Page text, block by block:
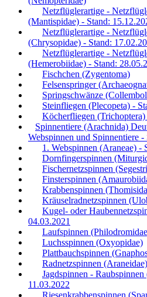
Netzflüglerartige -
(Mantispidae) - Stand:
Netzflüglerartige -
(Chrysopidae) - Stand:
Netzflüglerartige -
(Hemerobiidae) - Stand:
Fischchen (Zygentoma)
Felsenspringer
Springschwänze
Steinfliegen (Plecopeta) -
Köcherfliegen
Spinnentiere (Arachnida)
Webspinnen und Spinnentiere
1. Webspinnen (Araneae) -
Dornfingerspinnen
Fischernetzspinnen
Finsterspinnen
Krabbenspinnen
Kräuselradnetzspinnen
Kugel- oder
04.03.2021
Laufspinnen
Luchsspinnen (Oxyopidae)
Plattbauchspinnen
Radnetzspinnen
Jagdspinnen -
11.03.2022